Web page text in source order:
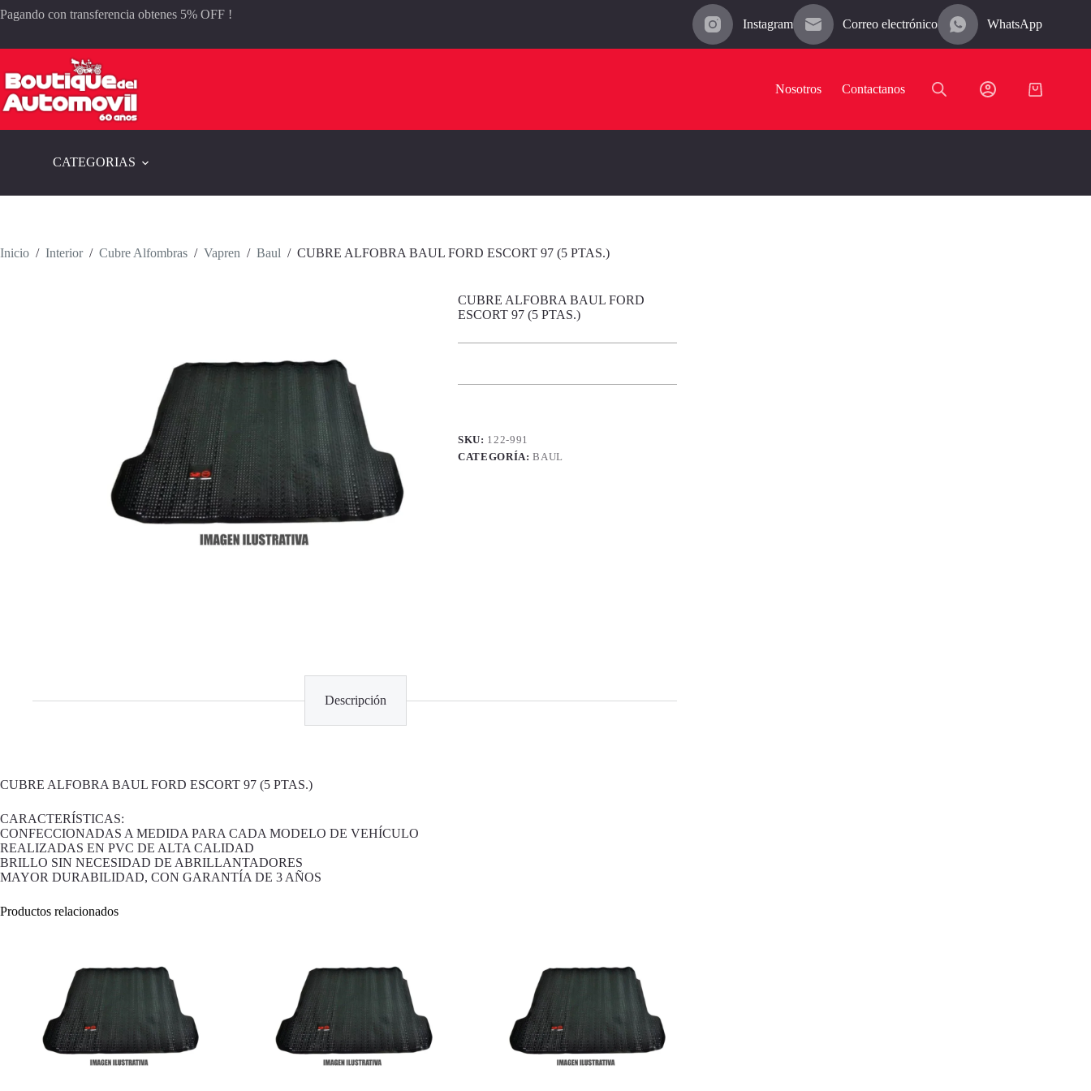
al
Pagando con transferencia obtenes 5% OFF !
Instagram Correo electrónico WhatsApp
Nosotros Contactanos
Carro
CATEGORIAS
Inicio / Interior / Cubre Alfombras / Vapren / Baul / CUBRE ALFOBRA BAUL FORD ESCORT 97 (5 PTAS.)
CUBRE ALFOBRA BAUL FORD
ESCORT 97 (5 PTAS.)
SKU: 122-991
CATEGORÍA:BAUL
Descripción
CUBRE ALFOBRA BAUL FORD ESCORT 97 (5 PTAS.)
CARACTERÍSTICAS:
CONFECCIONADAS A MEDIDA PARA CADA MODELO DE VEHÍCULO
REALIZADAS EN PVC DE ALTA CALIDAD
BRILLO SIN NECESIDAD DE ABRILLANTADORES
MAYOR DURABILIDAD, CON GARANTÍA DE 3 AÑOS
Productos relacionados